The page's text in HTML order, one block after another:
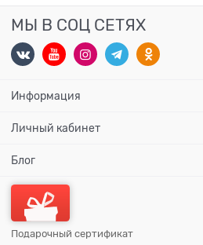
МЫ В СОЦ СЕТЯХ
Информация
Личный кабинет
Блог
Подарочный сертификат